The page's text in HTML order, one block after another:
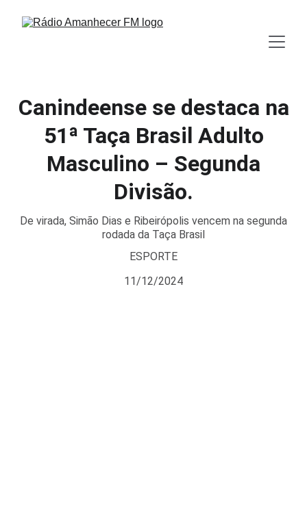
Canindeense se destaca na
51ª Taça Brasil Adulto
Masculino – Segunda
Divisão.
De virada, Simão Dias e Ribeirópolis vencem na segunda
rodada da Taça Brasil
ESPORTE
11/12/2024